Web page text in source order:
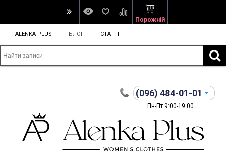
Порожній
ALENKA PLUS БЛОГ СТАТТІ
(096) 484-01-01
Пн-Пт 9:00-19:00